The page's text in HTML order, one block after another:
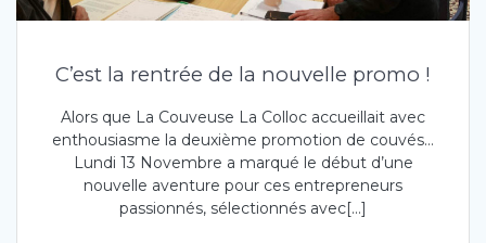
C’est la rentrée de la nouvelle promo !
Alors que La Couveuse La Colloc accueillait avec
enthousiasme la deuxième promotion de couvés…
Lundi 13 Novembre a marqué le début d’une
nouvelle aventure pour ces entrepreneurs
passionnés, sélectionnés avec[…]